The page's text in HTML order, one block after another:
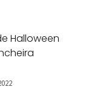
Halloween